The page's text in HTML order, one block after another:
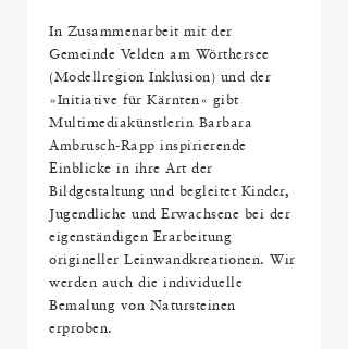
In Zusammenarbeit mit der
Gemeinde Velden am Wörthersee
(Modellregion Inklusion) und der
»Initiative für Kärnten« gibt
Multimediakünstlerin Barbara
Ambrusch-Rapp inspirierende
Einblicke in ihre Art der
Bildgestaltung und begleitet Kinder,
Jugendliche und Erwachsene bei der
eigenständigen Erarbeitung
origineller Leinwandkreationen. Wir
werden auch die individuelle
Bemalung von Natursteinen
erproben.